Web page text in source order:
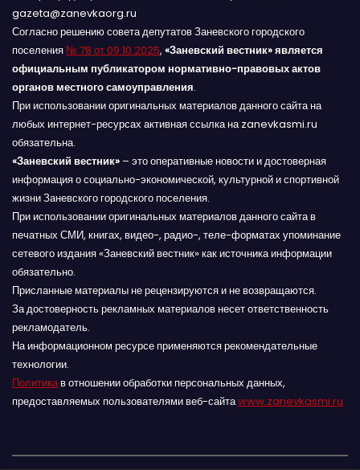
gazeta@zanevkaorg.ru
Согласно решению совета депутатов Заневского городского
поселения № 78 от 09.10.2025, «Заневский вестник» является
официальным публикатором нормативно-правовых актов
органов местного самоуправления.
При использовании оригинальных материалов данного сайта на
любых интернет-ресурсах активная ссылка на zanevkasmi.ru
обязательна.
«Заневский вестник» – это оперативные новости и достоверная
информация о социально-экономической, культурной и спортивной
жизни Заневского городского поселения.
При использовании оригинальных материалов данного сайта в
печатных СМИ, книгах, видео-, радио-, теле-форматах упоминание
сетевого издания «Заневский вестник» как источника информации
обязательно.
Присланные материалы не рецензируются и не возвращаются.
За достоверность рекламных материалов несет ответственность
рекламодатель.
На информационном ресурсе применяются рекомендательные
технологии.
Политикав отношении обработки персональных данных,
предоставляемых пользователями веб-сайтаwww.zanevkasmi.ru